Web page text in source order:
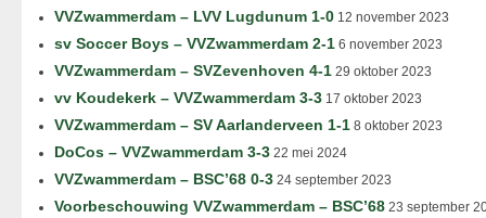
VVZwammerdam – LVV Lugdunum 1-0 12 november 2023
sv Soccer Boys – VVZwammerdam 2-1 6 november 2023
VVZwammerdam – SVZevenhoven 4-1 29 oktober 2023
vv Koudekerk – VVZwammerdam 3-3 17 oktober 2023
VVZwammerdam – SV Aarlanderveen 1-1 8 oktober 2023
DoCos – VVZwammerdam 3-3 22 mei 2024
VVZwammerdam – BSC’68 0-3 24 september 2023
Voorbeschouwing VVZwammerdam – BSC’68 23 september